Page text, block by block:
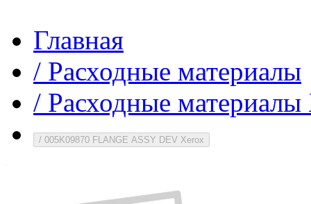
Главная
/ Расходные материалы
/ Расходные
/ 005K09870 FLANGE ASSY DEV Xerox